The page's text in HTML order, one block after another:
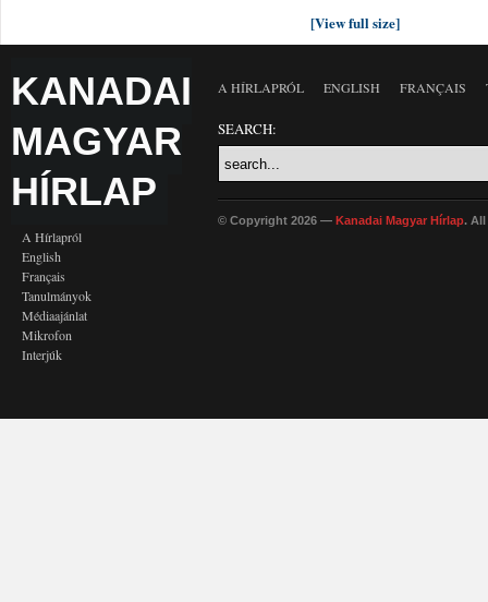
[View full size]
KANADAI
MAGYAR
HÍRLAP
A Hírlapról
English
Français
Tanulmányok
Médiaajánlat
Mikrofon
Interjúk
A HÍRLAPRÓL ENGLISH FRANÇAIS
SEARCH:
© Copyright 2026 — Kanadai Magyar Hírlap. All